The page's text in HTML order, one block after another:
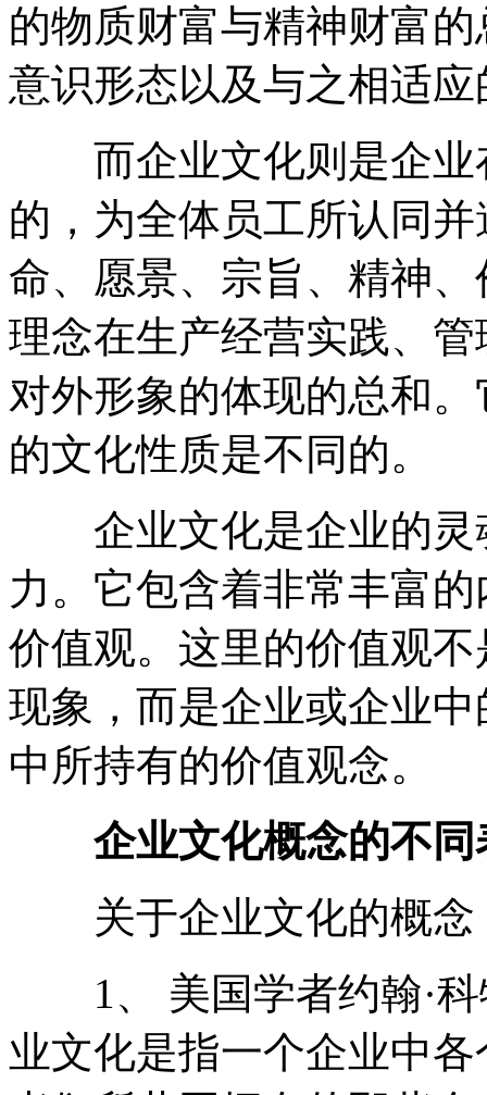
的物质财富与精神财富
意识形态以及与之相适
而企业文化则是企业
的，为全体员工所认同
命、愿景、宗旨、精神
理念在生产经营实践、
对外形象的体现的总和
的文化性质是不同的。
企业文化是企业的灵
力。它包含着非常丰富
价值观。这里的价值观
现象，而是企业或企业
中所持有的价值观念。
企业文化概念的不同
关于企业文化的概念
1、 美国学者约翰·科
业文化是指一个企业中